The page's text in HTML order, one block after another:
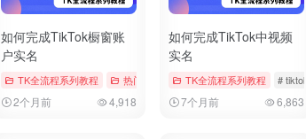
如何完成TikTok橱窗账
户实名
TK全流程系列教程 热门文章 # tiktok # 实名 # 实名认证
2个月前 4,918
如何完成TikTok中视频
实名
TK全流程系列教程 # tiktok
7个月前 6,863